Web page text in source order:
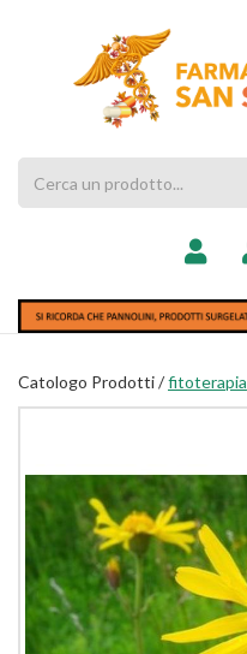
Prodotto
Catologo Prodotti /fitoterapia